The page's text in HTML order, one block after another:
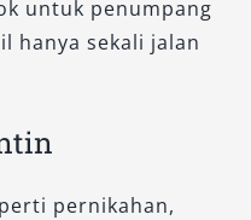
Sastranegara,
yang
tinggi dan
untuk penumpang
hanya sekali jalan
pernikahan,